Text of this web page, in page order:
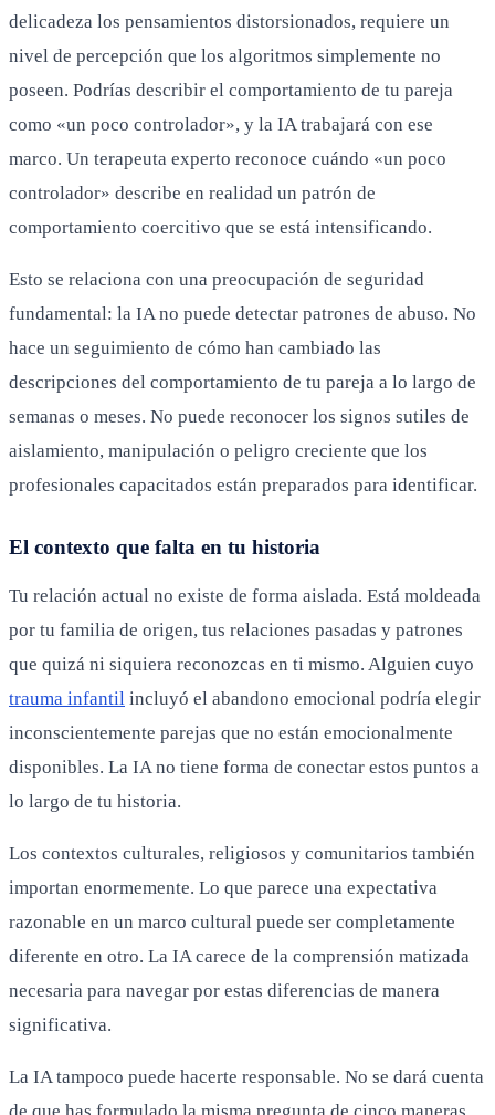
delicadeza los pensamientos distorsionados, requiere un
nivel de percepción que los algoritmos simplemente no
poseen. Podrías describir el comportamiento de tu pareja
como «un poco controlador», y la IA trabajará con ese
marco. Un terapeuta experto reconoce cuándo «un poco
controlador» describe en realidad un patrón de
comportamiento coercitivo que se está intensificando.
Esto se relaciona con una preocupación de seguridad
fundamental: la IA no puede detectar patrones de abuso. No
hace un seguimiento de cómo han cambiado las
descripciones del comportamiento de tu pareja a lo largo de
semanas o meses. No puede reconocer los signos sutiles de
aislamiento, manipulación o peligro creciente que los
profesionales capacitados están preparados para identificar.
El contexto que falta en tu historia
Tu relación actual no existe de forma aislada. Está moldeada
por tu familia de origen, tus relaciones pasadas y patrones
que quizá ni siquiera reconozcas en ti mismo. Alguien cuyo
trauma infantil incluyó el abandono emocional podría elegir
inconscientemente parejas que no están emocionalmente
disponibles. La IA no tiene forma de conectar estos puntos a
lo largo de tu historia.
Los contextos culturales, religiosos y comunitarios también
importan enormemente. Lo que parece una expectativa
razonable en un marco cultural puede ser completamente
diferente en otro. La IA carece de la comprensión matizada
necesaria para navegar por estas diferencias de manera
significativa.
La IA tampoco puede hacerte responsable. No se dará cuenta
de que has formulado la misma pregunta de cinco maneras